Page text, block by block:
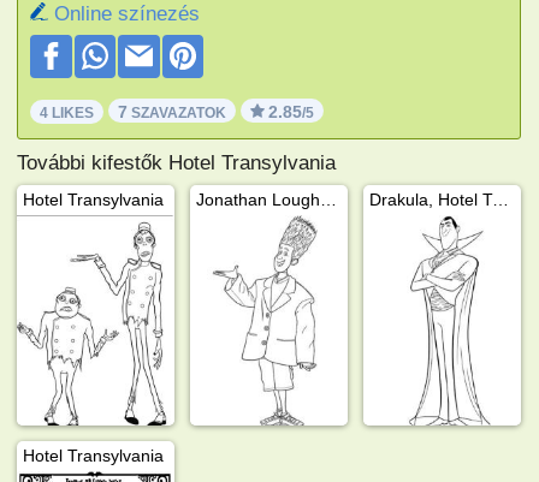
Online színezés
4 LIKES 7 SZAVAZATOK 2.85/5
További kifestők Hotel Transylvania
Hotel Transylvania Drakula, Hotel Transylvania
Hotel Transylvania